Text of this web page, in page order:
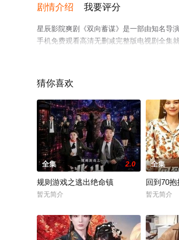
剧情介绍 我要评分
星辰影院爽剧《双向蓄谋》是一部由知名导
手机免费观看高清无删减完整版电视剧全集
猜你喜欢
全集 2.0
规则游戏之逃出绝命镇
暂无简介
全集
回到70
暂无简介